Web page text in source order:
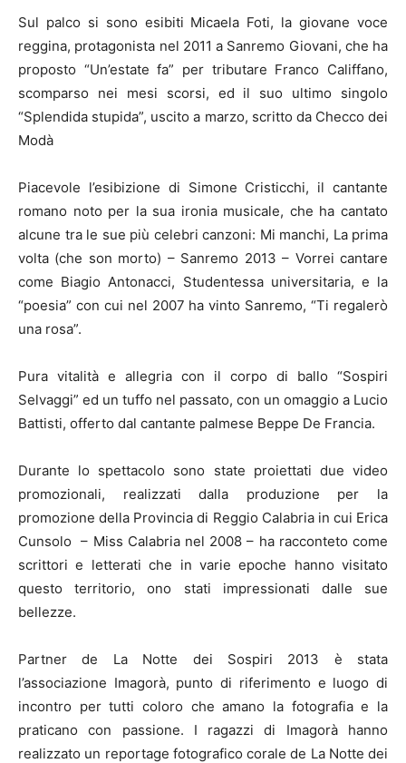
Sul palco si sono esibiti Micaela Foti, la giovane voce
reggina, protagonista nel 2011 a Sanremo Giovani, che ha
proposto “Un’estate fa” per tributare Franco Califfano,
scomparso nei mesi scorsi, ed il suo ultimo singolo
“Splendida stupida”, uscito a marzo, scritto da Checco dei
Modà
Piacevole l’esibizione di Simone Cristicchi, il cantante
romano noto per la sua ironia musicale, che ha cantato
alcune tra le sue più celebri canzoni: Mi manchi, La prima
volta (che son morto) – Sanremo 2013 – Vorrei cantare
come Biagio Antonacci, Studentessa universitaria, e la
“poesia” con cui nel 2007 ha vinto Sanremo, “Ti regalerò
una rosa”.
Pura vitalità e allegria con il corpo di ballo “Sospiri
Selvaggi” ed un tuffo nel passato, con un omaggio a Lucio
Battisti, offerto dal cantante palmese Beppe De Francia.
Durante lo spettacolo sono state proiettati due video
promozionali, realizzati dalla produzione per la
promozione della Provincia di Reggio Calabria in cui Erica
Cunsolo – Miss Calabria nel 2008 – ha racconteto come
scrittori e letterati che in varie epoche hanno visitato
questo territorio, ono stati impressionati dalle sue
bellezze.
Partner de La Notte dei Sospiri 2013 è stata
l’associazione Imagorà, punto di riferimento e luogo di
incontro per tutti coloro che amano la fotografia e la
praticano con passione. I ragazzi di Imagorà hanno
realizzato un reportage fotografico corale de La Notte dei